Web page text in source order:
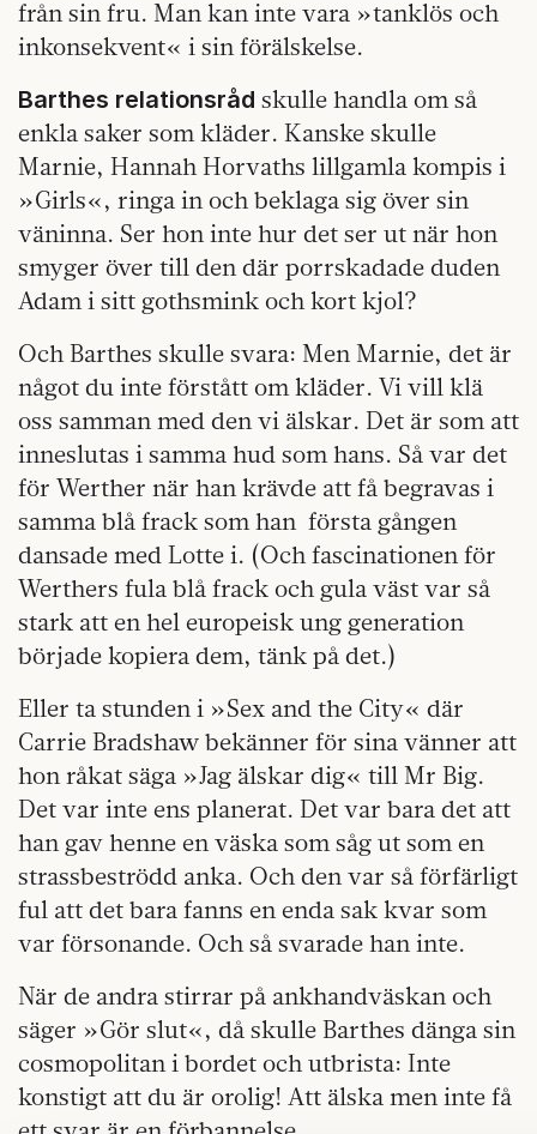
från sin fru. Man kan inte vara »tanklös och
inkonsekvent« i sin förälskelse.
Barthes relationsråd skulle handla om så
enkla saker som kläder. Kanske skulle
Marnie, Hannah Horvaths lillgamla kompis i
»Girls«, ringa in och beklaga sig över sin
väninna. Ser hon inte hur det ser ut när hon
smyger över till den där porrskadade duden
Adam i sitt gothsmink och kort kjol?
Och Barthes skulle svara: Men Marnie, det är
något du inte förstått om kläder. Vi vill klä
oss samman med den vi älskar. Det är som att
inneslutas i samma hud som hans. Så var det
för Werther när han krävde att få begravas i
samma blå frack som han första gången
dansade med Lotte i. (Och fascinationen för
Werthers fula blå frack och gula väst var så
stark att en hel europeisk ung generation
började kopiera dem, tänk på det.)
Eller ta stunden i »Sex and the City« där
Carrie Bradshaw bekänner för sina vänner att
hon råkat säga »Jag älskar dig« till Mr Big.
Det var inte ens planerat. Det var bara det att
han gav henne en väska som såg ut som en
strassbeströdd anka. Och den var så förfärligt
ful att det bara fanns en enda sak kvar som
var försonande. Och så svarade han inte.
När de andra stirrar på ankhandväskan och
säger »Gör slut«, då skulle Barthes dänga sin
cosmopolitan i bordet och utbrista: Inte
konstigt att du är orolig! Att älska men inte få